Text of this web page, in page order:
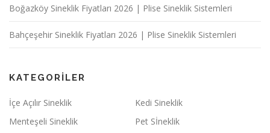
Boğazköy Sineklik Fiyatları 2026 | Plise Sineklik Sistemleri
Bahçeşehir Sineklik Fiyatları 2026 | Plise Sineklik Sistemleri
KATEGORILER
İçe Açılır Sineklik
Kedi Sineklik
Menteşeli Sineklik
Pet Sİneklik